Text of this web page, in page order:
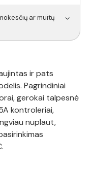
ar muitų
ir pats
Pagrindiniai
gerokai talpesnė
kontroleriai,
nuplaut,